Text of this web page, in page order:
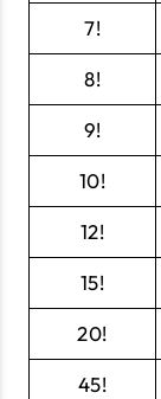
7!
8!
9!
10!
12!
15!
20!
45!